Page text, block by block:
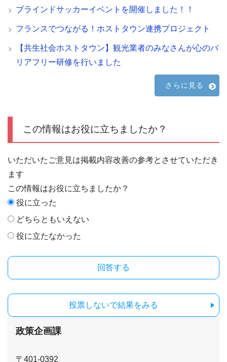
ブラインドサッカーイベントを開催しました！！
フランスでつながる！ホストタウン連携プロジェクト
【共生社会ホストタウン】観光業者のみなさんが心のバ
リアフリー研修を行いました
さらに見る
この情報はお役に立ちましたか？
いただいたご意見は掲載内容改善の参考とさせていただき
ます
この情報はお役に立ちましたか？
役に立った
どちらともいえない
役に立たなかった
投票しないで結果をみる
政策企画課
〒401-0392